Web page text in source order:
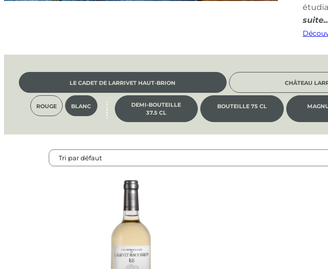
LE CADET DE LARRIVET HAUT-BRION CHÂTEAU
ROUGE BLANC
DEMI-BOUTEILLE
37.5 CL
BOUTEILLE 75 CL